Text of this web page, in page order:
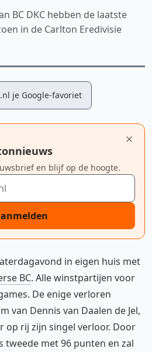
BC DKC hebben de laatste
in de Carlton Eredivisie
je Google-favoriet
en blijf op de hoogte.
in eigen huis met
BC. Alle winstpartijen voor
De enige verloren
van Dennis van Daalen de Jel,
op rij zijn singel verloor. Door
tweede met 96 punten en zal